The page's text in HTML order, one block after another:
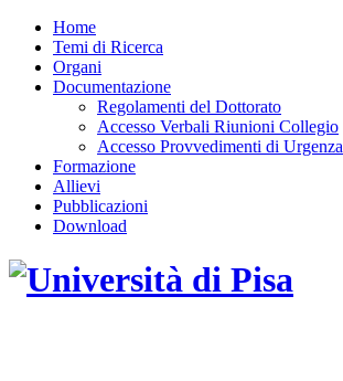
Home
Temi di Ricerca
Organi
Documentazione
Regolamenti del Dottorato
Accesso Verbali Riunioni Collegio
Accesso Provvedimenti di Urgenza
Formazione
Allievi
Pubblicazioni
Download